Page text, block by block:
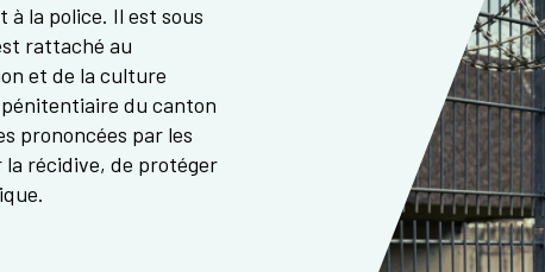
à la police. Il est sous
rattaché au
et de la culture
du canton
prononcées par les
récidive, de protéger